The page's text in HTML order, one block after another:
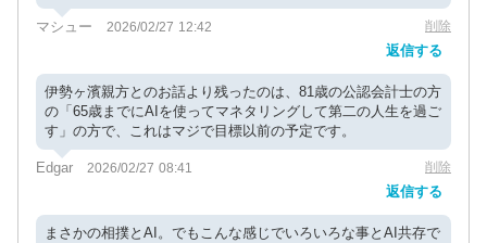
マシュー 2026/02/27 12:42 削除
返信する
伊勢ヶ濱親方とのお話より残ったのは、81歳の公認会計士の方
の「65歳までにAIを使ってマネタリングして第二の人生を過ご
す」の方で、これはマジで目標以前の予定です。
Edgar 2026/02/27 08:41 削除
返信する
まさかの相撲とAI。でもこんな感じでいろいろな事とAI共存で